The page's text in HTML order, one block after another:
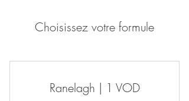
Choisissez votre formule
Ranelagh | 1 VOD